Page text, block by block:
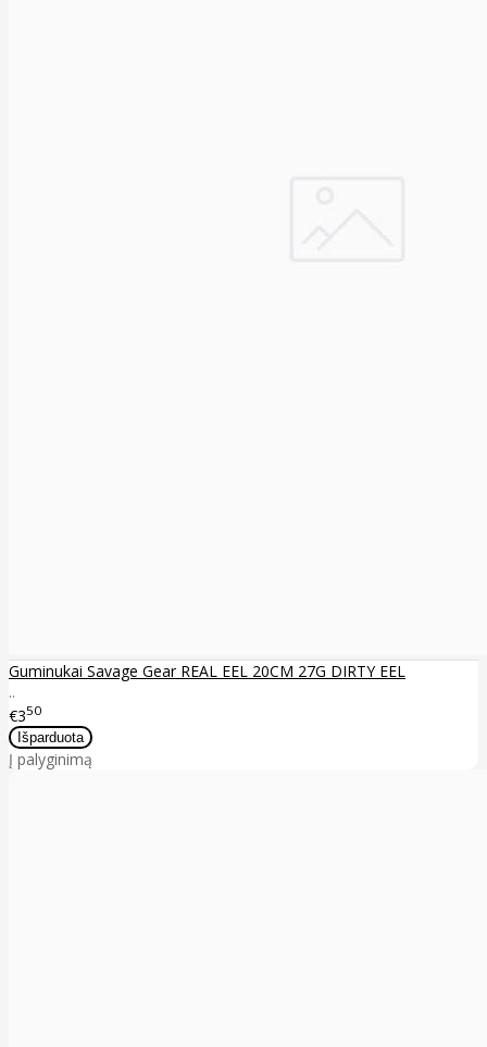
Guminukai Savage Gear REAL EEL 20CM 27G DIRTY EEL
..
€350
Į palyginimą